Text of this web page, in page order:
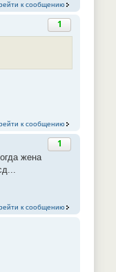
к сообщению
1
к сообщению
1
жена
к сообщению